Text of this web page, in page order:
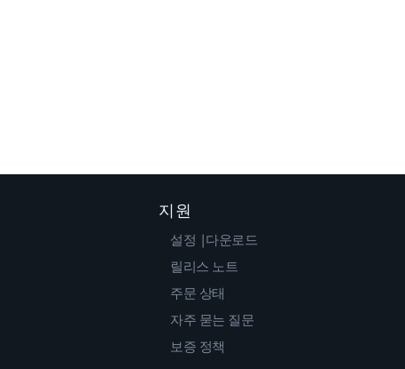
지원
설정 |다운로드
릴리스 노트
주문 상태
자주 묻는 질문
보증 정책